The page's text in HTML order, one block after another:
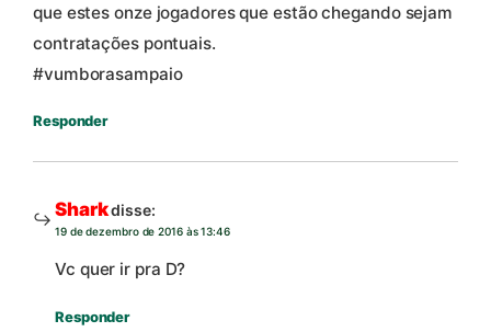
que estes onze jogadores que estão chegando sejam
contratações pontuais.
#vumborasampaio
Responder
Sharkdisse:
19 de dezembro de 2016 às 13:46
Vc quer ir pra D?
Responder